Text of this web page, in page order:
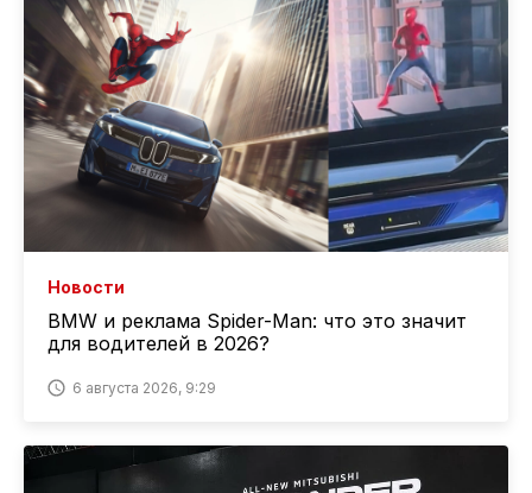
Новости
BMW и реклама Spider-Man: что это значит
для водителей в 2026?
6 августа 2026, 9:29